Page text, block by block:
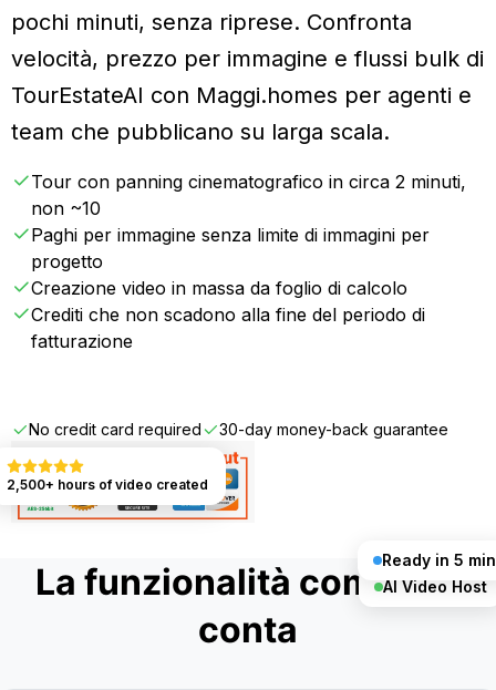
pochi minuti, senza riprese. Confronta
velocità, prezzo per immagine e flussi bulk di
TourEstateAI con Maggi.homes per agenti e
team che pubblicano su larga scala.
Tour con panning cinematografico in circa 2 minuti,
non ~10
Paghi per immagine senza limite di immagini per
progetto
Creazione video in massa da foglio di calcolo
Crediti che non scadono alla fine del periodo di
fatturazione
No credit card required 30-day money-back guarantee
AI Video Host
Ready in 5 min
2,500+ hours of video created
La funzionalità completa
conta